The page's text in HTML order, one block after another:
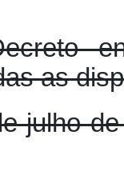
as
julho